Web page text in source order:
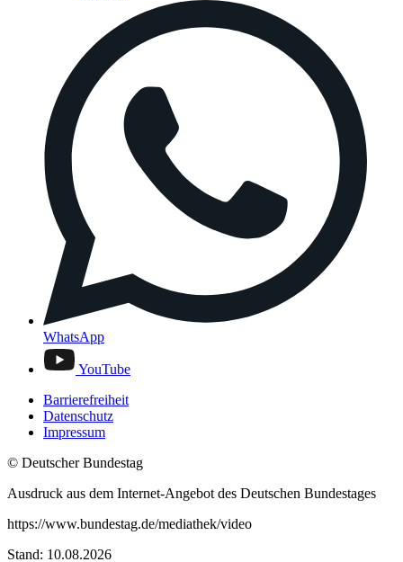
WhatsApp
YouTube
Barrierefreiheit
Datenschutz
Impressum
© Deutscher Bundestag
Ausdruck aus dem Internet-Angebot des Deutschen Bundestages
https://www.bundestag.de/mediathek/video
Stand: 10.08.2026